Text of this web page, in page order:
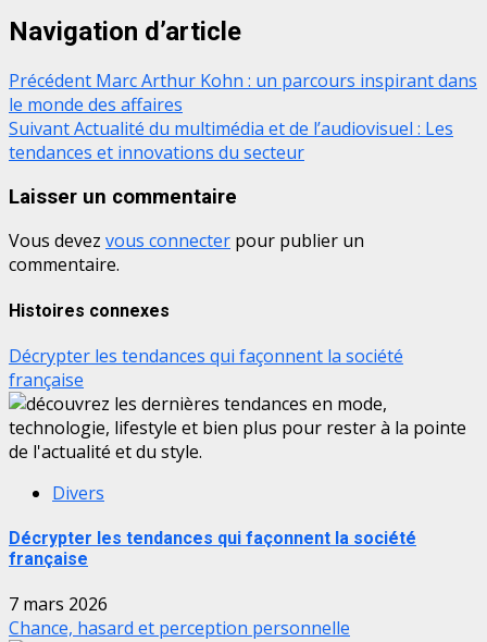
Navigation d’article
Précédent Marc Arthur Kohn : un parcours inspirant dans
le monde des affaires
SuivantActualité du multimédia et de l’audiovisuel : Les
tendances et innovations du secteur
Laisser un commentaire
Vous devez vous connecter pour publier un
commentaire.
Histoires connexes
Décrypter les tendances qui façonnent la société
française
Divers
Décrypter les tendances qui façonnent la société
française
7 mars 2026
Chance, hasard et perception personnelle